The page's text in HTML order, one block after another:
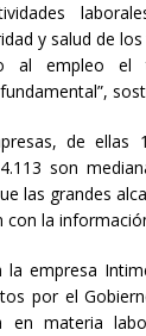
y salud de
al empleo el
de ellas
son
las grandes
con la
la empresa
por el
en materia